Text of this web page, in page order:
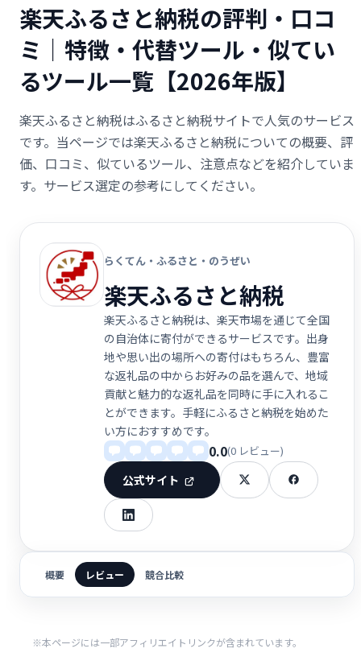
楽天ふるさと納税の評判・口コ
ミ｜特徴・代替ツール・似てい
るツール一覧【2026年版】
楽天ふるさと納税はふるさと納税サイトで人気のサービス
です。当ページでは楽天ふるさと納税についての概要、評
価、口コミ、似ているツール、注意点などを紹介していま
す。サービス選定の参考にしてください。
らくてん・ふるさと・のうぜい
楽天ふるさと納税
楽天ふるさと納税は、楽天市場を通じて全国
の自治体に寄付ができるサービスです。出身
地や思い出の場所への寄付はもちろん、豊富
な返礼品の中からお好みの品を選んで、地域
貢献と魅力的な返礼品を同時に手に入れるこ
とができます。手軽にふるさと納税を始めた
い方におすすめです。
0.0(0 レビュー)
公式サイト
概要 レビュー 競合比較
※本ページには一部アフィリエイトリンクが含まれています。